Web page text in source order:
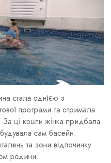
стала однією з
програми та отримала
За ці кошти жінка придбала
сам басейн.
та зони відпочинку
родини.